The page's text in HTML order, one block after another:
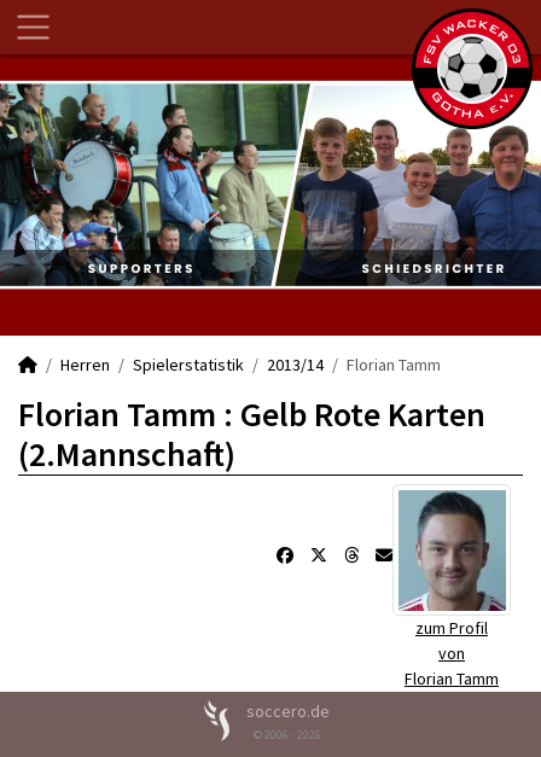
Herren Spielerstatistik 2013/14 Florian Tamm
Florian Tamm : Gelb Rote Karten
(2.Mannschaft)
zum Profil
von
Florian Tamm
soccero.de
© 2006 - 2026